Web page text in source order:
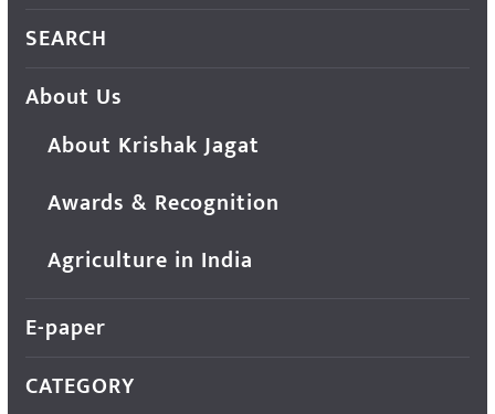
SEARCH
About Us
About Krishak Jagat
Awards & Recognition
Agriculture in India
E-paper
CATEGORY